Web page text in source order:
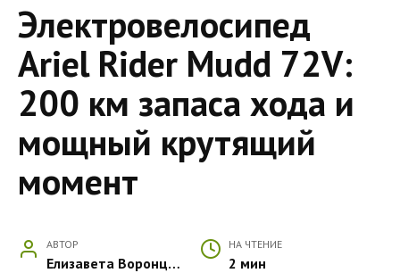
Электровелосипед
Ariel Rider Mudd 72V:
200 км запаса хода и
мощный крутящий
момент
АВТОР
Елизавета Воронцова
НА ЧТЕНИЕ
2 мин